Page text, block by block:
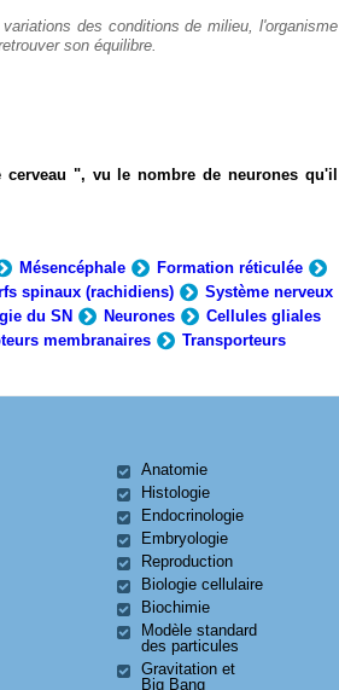
des conditions de milieu, l'organisme
son équilibre.
", vu le nombre de neurones qu'il
Mésencéphale
Formation réticulée
spinaux (rachidiens)
Système nerveux
du SN Neurones
Cellules gliales
membranaires
Transporteurs
Anatomie
Histologie
Endocrinologie
Embryologie
Reproduction
Biologie cellulaire
Biochimie
Modèle standard
des particules
Gravitation et
Big Bang